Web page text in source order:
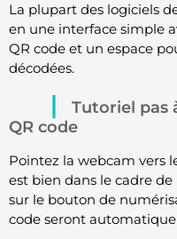
La plupart des logiciels
en une interface simple
QR code et un espace
décodées.
Tutoriel pas
QR code
Pointez la webcam vers
est bien dans le cadre
sur le bouton de
code seront